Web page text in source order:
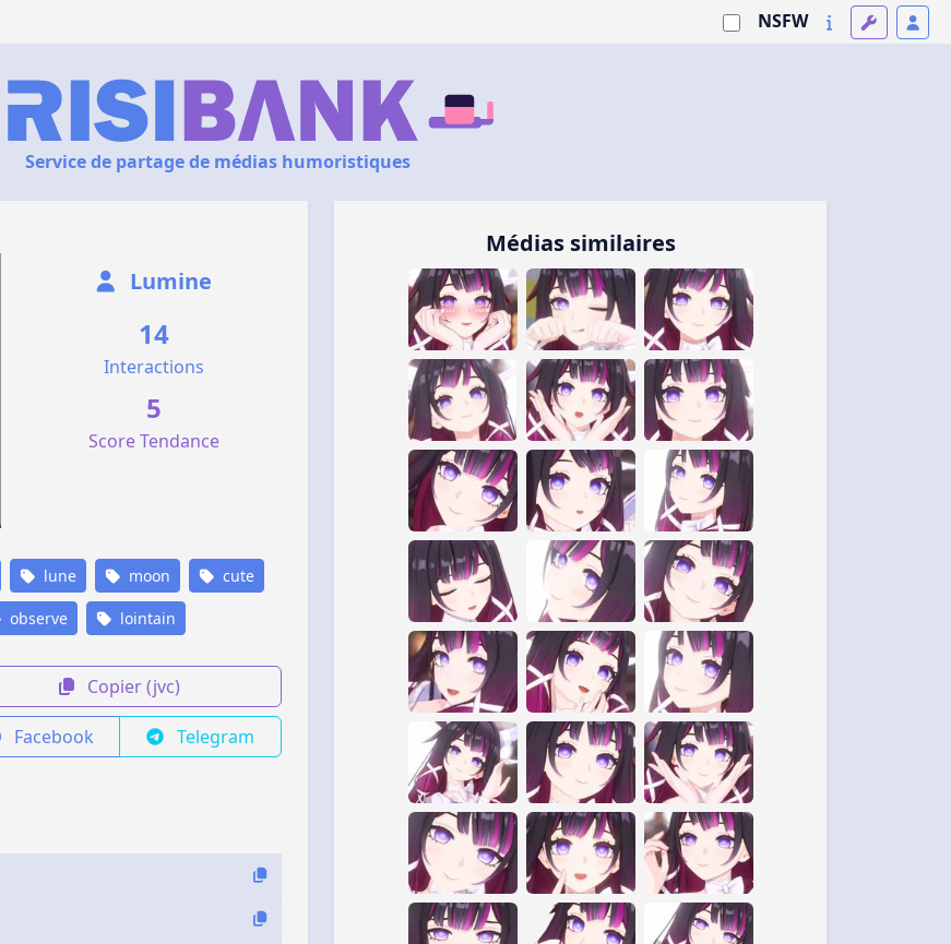
NSFW
Service de partage de médias humoristiques
Lumine
14
Interactions
5
Score Tendance
lune moon cute
observe lointain
Copier (jvc)
Facebook Telegram
Médias similaires